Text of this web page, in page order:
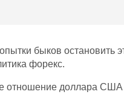
быков остановить
форекс.
доллара США